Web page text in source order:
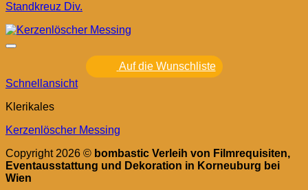
Standkreuz Div.
Auf die Wunschliste
Schnellansicht
Klerikales
Kerzenlöscher Messing
Copyright 2026 © bombastic Verleih von Filmrequisiten,
Eventausstattung und Dekoration in Korneuburg bei
Wien